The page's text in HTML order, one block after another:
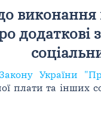
виконання
додаткові
України
плати та